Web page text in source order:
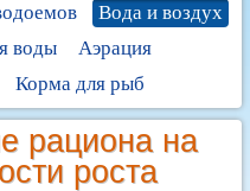
Вода и воздух
воды
Аэрация
Корма для рыб
рациона на
роста